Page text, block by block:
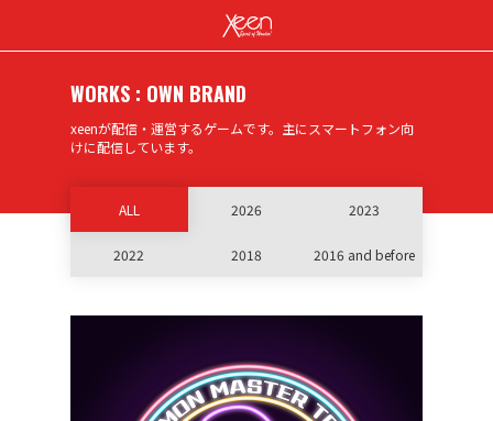
WORKS : OWN BRAND
xeenが配信・運営するゲームです。主にスマートフォン向
けに配信しています。
ALL 2026 2023
2022 2018 2016 and before